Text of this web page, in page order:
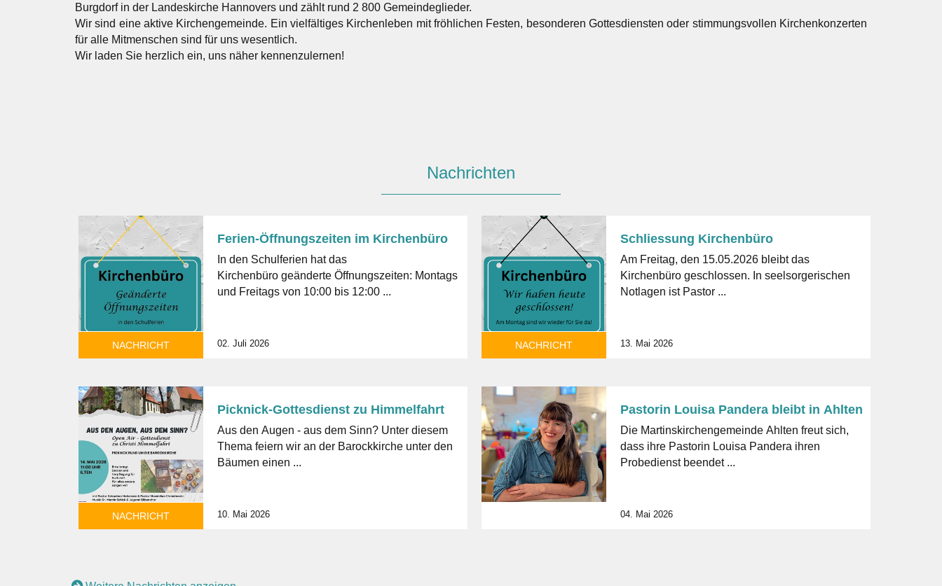
Burgdorf in der Landeskirche Hannovers und zählt rund 2 800 Gemeindeglieder.
Wir sind eine aktive Kirchengemeinde. Ein vielfältiges Kirchenleben mit fröhlichen Festen, besonderen Gottesdiensten oder stimmungsvollen Kirchenkonzerten
für alle Mitmenschen sind für uns wesentlich.
Wir laden Sie herzlich ein, uns näher kennenzulernen!
Nachrichten
Ferien-Öffnungszeiten im Kirchenbüro
In den Schulferien hat das
Kirchenbüro geänderte Öffnungszeiten: Montags
und Freitags von 10:00 bis 12:00 ...
NACHRICHT 02. Juli 2026
Schliessung Kirchenbüro
Am Freitag, den 15.05.2026 bleibt das
Kirchenbüro geschlossen. In seelsorgerischen
Notlagen ist Pastor ...
NACHRICHT 13. Mai 2026
Picknick-Gottesdienst zu Himmelfahrt
Aus den Augen - aus dem Sinn? Unter diesem
Thema feiern wir an der Barockkirche unter den
Bäumen einen ...
NACHRICHT 10. Mai 2026
Pastorin Louisa Pandera bleibt in Ahlten
Die Martinskirchengemeinde Ahlten freut sich,
dass ihre Pastorin Louisa Pandera ihren
Probedienst beendet ...
04. Mai 2026